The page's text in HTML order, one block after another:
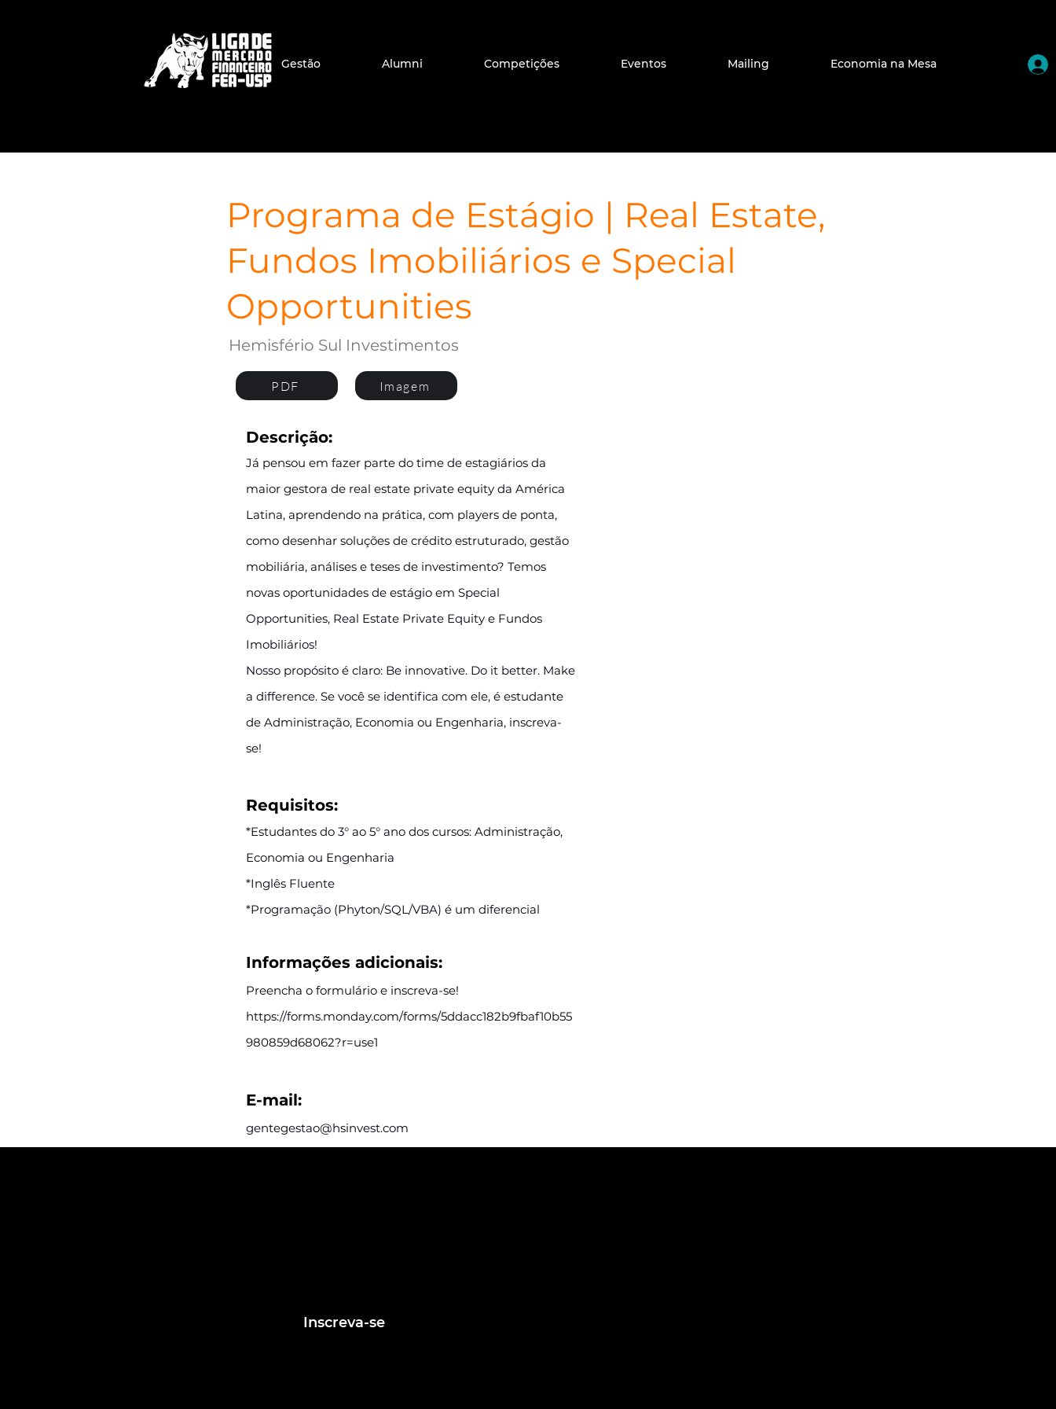
Gestão Alumni Competições Eventos Mailing Economia na Mesa
Programa de Estágio | Real Estate,
Fundos Imobiliários e Special
Opportunities
Hemisfério Sul Investimentos
PDF Imagem
Já pensou em fazer parte do time de estagiários da
maior gestora de real estate private equity da América
Latina, aprendendo na prática, com players de ponta,
como desenhar soluções de crédito estruturado, gestão
mobiliária, análises e teses de investimento? Temos
novas oportunidades de estágio em Special
Opportunities, Real Estate Private Equity e Fundos
Imobiliários!
Nosso propósito é claro: Be innovative. Do it better. Make
a difference. Se você se identifica com ele, é estudante
de Administração, Economia ou Engenharia, inscreva-
se!
Descrição:
*Estudantes do 3° ao 5° ano dos cursos: Administração,
Economia ou Engenharia
*Inglês Fluente
*Programação (Phyton/SQL/VBA) é um diferencial
Requisitos:
Informações adicionais:
Preencha o formulário e inscreva-se!
https://forms.monday.com/forms/5ddacc182b9fbaf10b55
980859d68062?r=use1
E-mail:
gentegestao@hsinvest.com
Inscreva-se